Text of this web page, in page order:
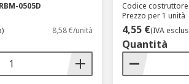
RBM-0505D
8,58 €/unità
Codice costruttore
Prezzo per 1 unità
4,55 €(IVA
Quantità